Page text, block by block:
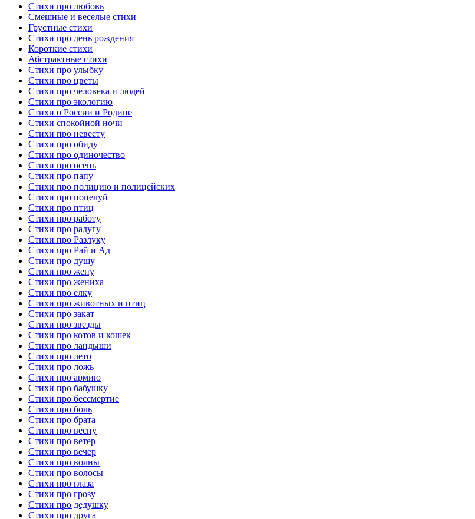
Стихи про любовь
Смешные и веселые стихи
Грустные стихи
Стихи про день рождения
Короткие стихи
Абстрактные стихи
Стихи про улыбку
Стихи про цветы
Стихи про человека и людей
Стихи про экологию
Стихи о России и Родине
Стихи спокойной ночи
Стихи про невесту
Стихи про обиду
Стихи про одиночество
Стихи про осень
Стихи про папу
Стихи про полицию и полицейских
Стихи про поцелуй
Стихи про птиц
Стихи про работу
Стихи про радугу
Стихи про Разлуку
Стихи про Рай и Ад
Стихи про душу
Стихи про жену
Стихи про жениха
Стихи про елку
Стихи про животных и птиц
Стихи про закат
Стихи про звезды
Стихи про котов и кошек
Стихи про ландыши
Стихи про лето
Стихи про ложь
Стихи про армию
Стихи про бабушку
Стихи про бессмертие
Стихи про боль
Стихи про брата
Стихи про весну
Стихи про ветер
Стихи про вечер
Стихи про волны
Стихи про волосы
Стихи про глаза
Стихи про грозу
Стихи про дедушку
Стихи про друга